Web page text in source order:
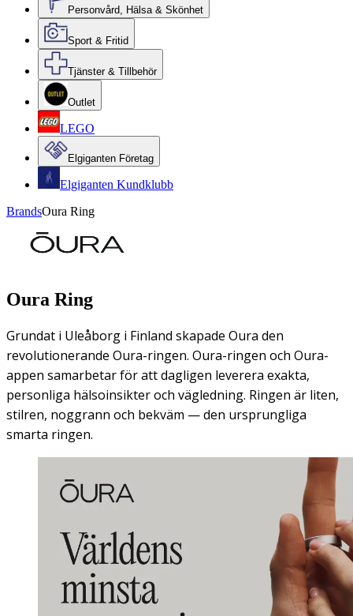
Personvård, Hälsa & Skönhet
Sport & Fritid
Tjänster & Tillbehör
Outlet
LEGO
Elgiganten Företag
Elgiganten Kundklubb
BrandsOura Ring
Oura Ring
Grundat i Uleåborg i Finland skapade Oura den
revolutionerande Oura-ringen. Oura-ringen och Oura-
appen samarbetar för att dagligen leverera exakta,
personliga hälsoinsikter och vägledning. Ringen är liten,
stilren, noggrann och bekväm — den ursprungliga
smarta ringen.